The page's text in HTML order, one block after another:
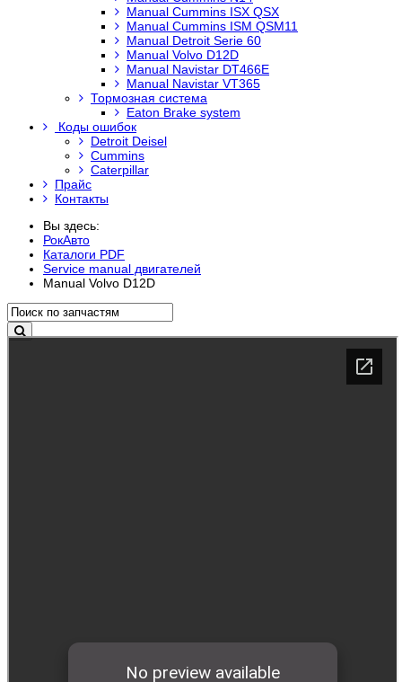
Manual Cummins ISX QSX
Manual Cummins ISM QSM11
Manual Detroit Serie 60
Manual Volvo D12D
Manual Navistar DT466E
Manual Navistar VT365
Тормозная система
Eaton Brake system
Коды ошибок
Detroit Deisel
Cummins
Caterpillar
Прайс
Контакты
Вы здесь:
РокАвто
Каталоги PDF
Service manual двигателей
Manual Volvo D12D